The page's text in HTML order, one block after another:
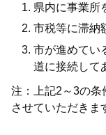
県内に事業所
市税等に滞納
市が進めてい
道に接続して
注：上記2～3の条
させていただきま